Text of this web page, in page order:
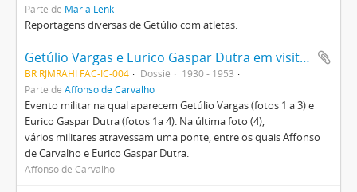
Parte de Maria Lenk
Reportagens diversas de Getúlio com atletas.
Getúlio Vargas e Eurico Gaspar Dutra em visita militar
BR RJMRAHI FAC-IC-004 Dossiê
1930 - 1953
Parte de Affonso de Carvalho
Evento militar na qual aparecem Getúlio Vargas (fotos 1 a 3) e
Eurico Gaspar Dutra (fotos 1a 4). Na última foto (4),
vários militares atravessam uma ponte, entre os quais Affonso
de Carvalho e Eurico Gaspar Dutra.
Affonso de Carvalho